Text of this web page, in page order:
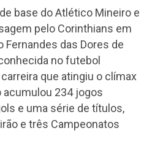
base do Atlético Mineiro e
pelo Corinthians em
Fernandes das Dores de
no futebol
que atingiu o clímax
acumulou 234 jogos
e uma série de títulos,
e três Campeonatos